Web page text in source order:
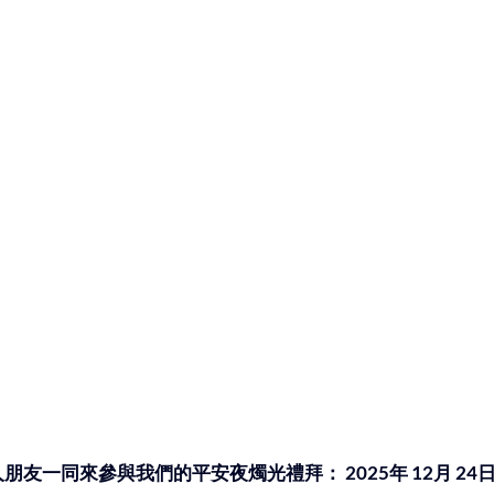
友一同來參與我們的平安夜燭光禮拜： 2025年 12月 24